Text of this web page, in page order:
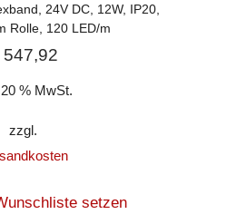
24V DC, 12W, IP20,
Rolle, 120 LED/m
% MwSt.
zzgl.
setzen